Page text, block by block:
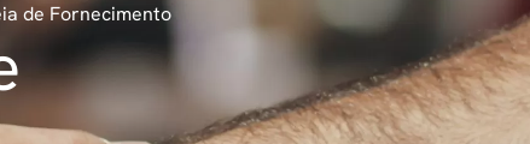
de Fornecimento